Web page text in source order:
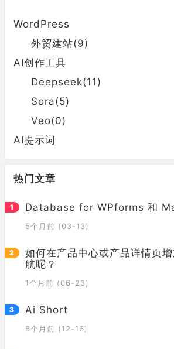
WordPress
外贸建站(9)
AI创作工具
Deepseek(11)
Sora(5)
Veo(0)
AI提示词
热门文章
Database for WPforms 和
5个月前 (03-13)
如何在产品中心或产品详情页
航呢？
1个月前 (06-23)
Ai Short
8个月前 (12-16)